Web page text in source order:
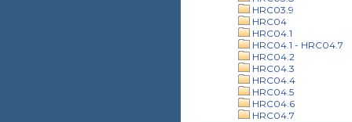
HRC03.9
HRC04
HRC04.1
HRC04.1 - HRC04.7
HRC04.2
HRC04.3
HRC04.4
HRC04.5
HRC04.6
HRC04.7